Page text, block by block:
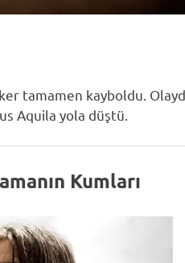
tamamen kayboldu.
Aquila yola düştü.
Kumları